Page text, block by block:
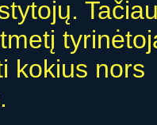
kokius nors